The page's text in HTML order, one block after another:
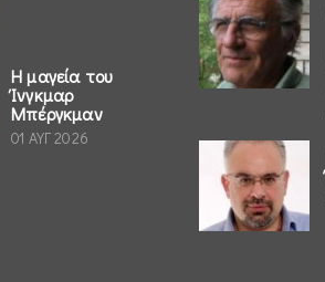
Η μαγεία του
Ίνγκμαρ
Μπέργκμαν
01 ΑΥΓ 2026